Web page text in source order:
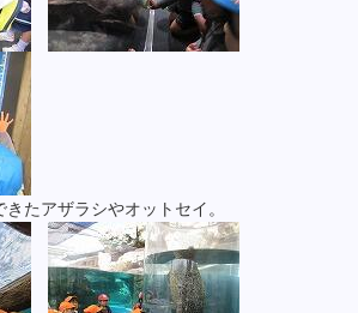
たアザラシやオットセイ。